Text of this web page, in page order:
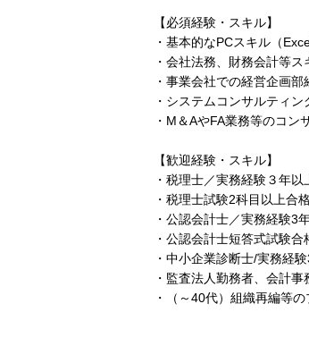
【必須経験・スキル】
・基本的なPCスキル（
・会社法務、財務会計等ス
・事業会社での経営企画
・システムコンサルティ
・M＆AやFA業務等のコン
【歓迎経験・スキル】
・税理士／実務経験３年以
・税理士試験2科目以上合
・公認会計士／実務経験3
・公認会計士短答式試験
・中小企業診断士/実務経
・監査法人勤務者、会計
・（～40代）組織再編等